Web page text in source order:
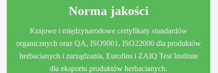
Norma jakości
Krajowe i międzynarodowe certyfikaty standardów
organicznych oraz QA, ISO9001, ISO22000 dla produktów
herbacianych i zarządzania, Eurofins i ZAIQ Test Institute
dla eksportu produktów herbacianych.